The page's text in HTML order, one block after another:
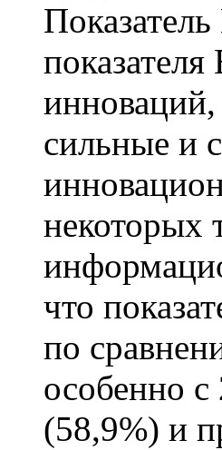
инноваций,
сильные и
некоторых
что
по
особенно
(58,9%) и